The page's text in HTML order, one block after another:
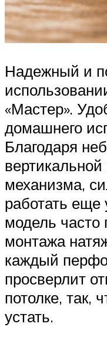
Надежный и
«Мастер».
домашнего
Благодаря
вертикальной
механизма,
работать еще
модель часто
монтажа
каждый
просверлит
потолке, так,
устать.